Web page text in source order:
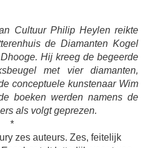
Cultuur Philip Heylen reikte
de Diamanten Kogel
Hij kreeg de begeerde
met vier diamanten,
conceptuele kunstenaar Wim
boeken werden namens de
als volgt geprezen.
*
zes auteurs. Zes, feitelijk